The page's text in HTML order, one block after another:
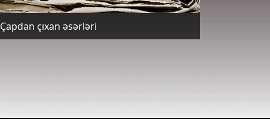
Çapdan çıxan əsərləri